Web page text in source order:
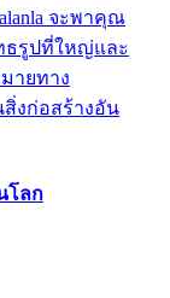
จะพาคุณ
ธรูปที่ใหญ่และ
ายทาง
งก่อสร้างอัน
โลก